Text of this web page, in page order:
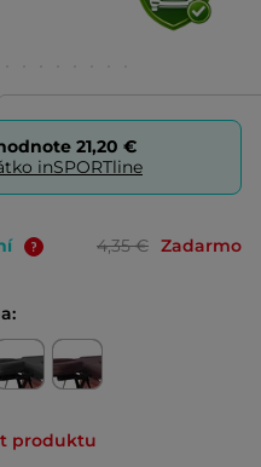
21,20 €
inSPORTline
4,35 € Zadarmo
produktu